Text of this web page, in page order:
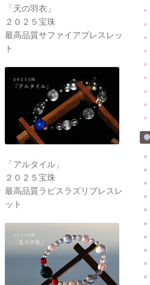
「天の羽衣」
２０２５宝珠
最高品質サファイアブレスレッ
ト
「アルタイル」
２０２５宝珠
最高品質ラピスラズリブレスレ
ット